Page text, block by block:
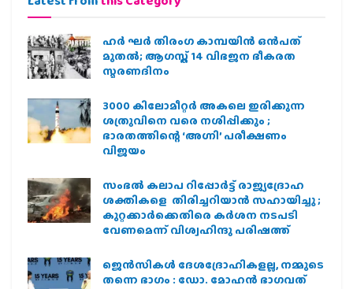
ഹര്‍ ഘര്‍ തിരംഗ കാമ്പയിന്‍ ഒന്‍പത്
മുതല്‍; ആഗസ്ത് 14 വിഭജന ഭീകരത
സ്മരണദിനം
3000 കിലോമീറ്റർ അകലെ ഇരിക്കുന്ന
ശത്രുവിനെ വരെ നശിപ്പിക്കും ;
ഭാരതത്തിന്റെ ‘അഗ്നി’ പരീക്ഷണം
വിജയം
സംഭൽ കലാപ റിപ്പോർട്ട് രാജ്യദ്രോഹ
ശക്തികളെ തിരിച്ചറിയാൻ സഹായിച്ചു ;
കുറ്റക്കാർക്കെതിരെ കർശന നടപടി
വേണമെന്ന് വിശ്വഹിന്ദു പരിഷത്ത്
ജെന്‍സികള്‍ ദേശദ്രോഹികളല്ല, നമ്മുടെ
തന്നെ ഭാഗം : ഡോ. മോഹന്‍ ഭാഗവത്